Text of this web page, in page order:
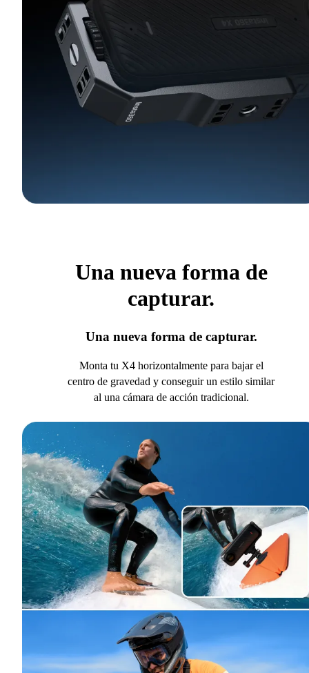
Una nueva forma de
capturar.
Una nueva forma de capturar.
Monta tu X4 horizontalmente para bajar el
centro de gravedad y conseguir un estilo similar
al una cámara de acción tradicional.